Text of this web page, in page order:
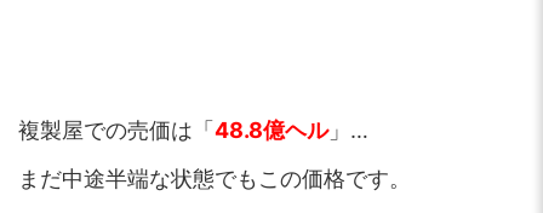
複製屋での売価は「 48.8億ヘル」…
まだ中途半端な状態でもこの価格です。